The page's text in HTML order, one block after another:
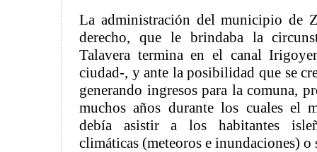
La administración del municipio de
derecho, que le brindaba la
Talavera termina en el canal
ciudad-, y ante la posibilidad que se
generando ingresos para la comuna,
muchos años durante los cuales el
debía asistir a los habitantes
climáticas (meteoros e inundaciones) o